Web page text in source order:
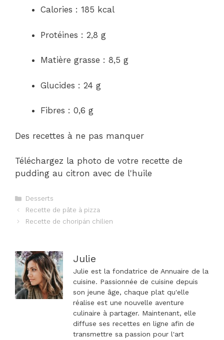
Calories : 185 kcal
Protéines : 2,8 g
Matière grasse : 8,5 g
Glucides : 24 g
Fibres : 0,6 g
Des recettes à ne pas manquer
Téléchargez la photo de votre recette de
pudding au citron avec de l'huile
Catégories
Desserts
Navigation
des
Recette de pâte à pizza
Recette de choripán chilien
Julie
Julie est la fondatrice de Annuaire de la
cuisine. Passionnée de cuisine depuis
son jeune âge, chaque plat qu'elle
réalise est une nouvelle aventure
culinaire à partager. Maintenant, elle
diffuse ses recettes en ligne afin de
transmettre sa passion pour l'art